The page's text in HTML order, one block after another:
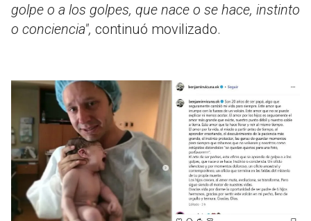
golpe o a los golpes, que nace o se hace, instinto
o conciencia", continuó movilizado.